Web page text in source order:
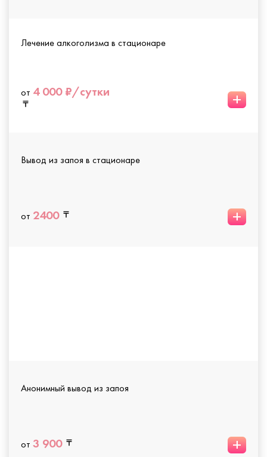
Лечение алкоголизма в стационаре
от 4 000 ₽/сутки +
Вывод из запоя в стационаре
от 2400 +
Анонимный вывод из запоя
от 3 900 +